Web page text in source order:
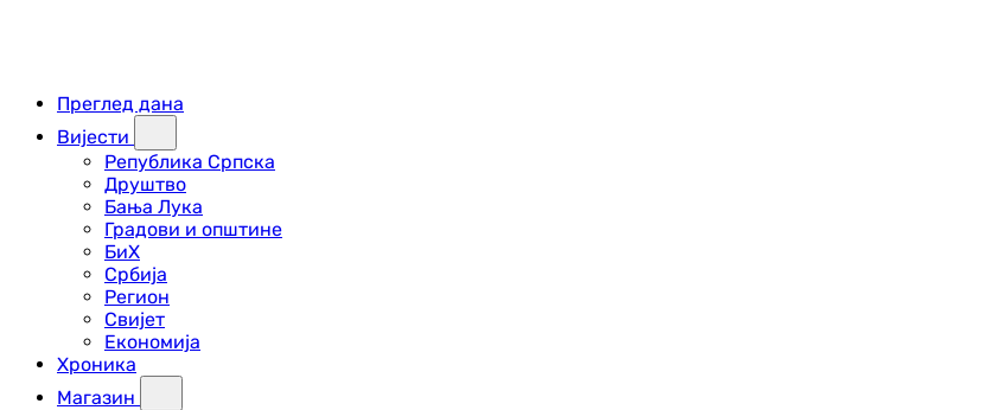
Преглед дана
Вијести
Република Српска
Друштво
Бања Лука
Градови и општине
БиХ
Србија
Регион
Свијет
Економија
Хроника
Магазин